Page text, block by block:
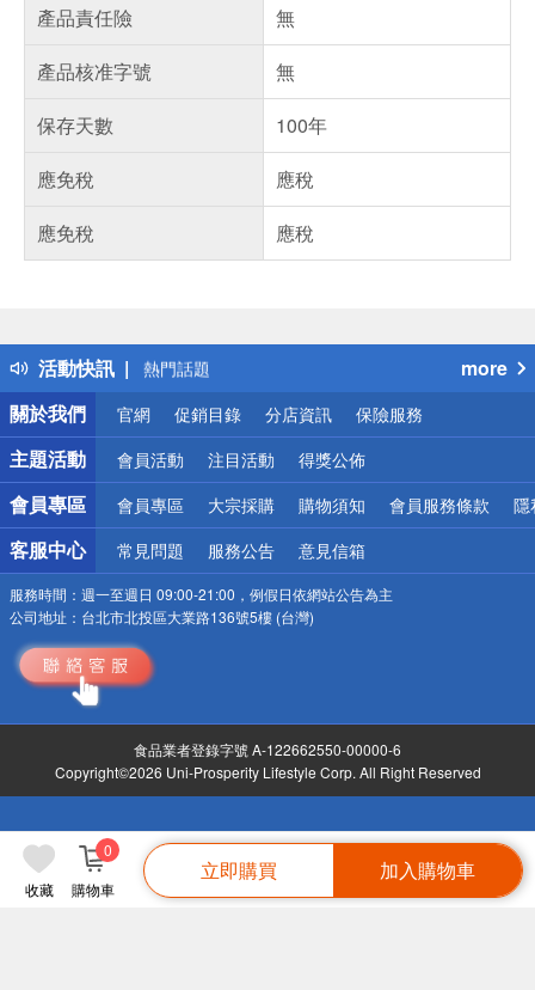
收藏 購物車
0
立即購買 加入購物車
產品責任險
無
產品核准字號
無
保存天數
100年
應免稅
應稅
應免稅
應稅
活動快訊
得獎公告
熱門話題
銀行優惠
偏遠地區配送
詐騙網頁！請小心！
more
關於我們
官網 促銷目錄 分店資訊 保險服務
主題活動 會員活動 注目活動 得獎公佈
會員專區 會員專區 大宗採購 購物須知 會員服務條款 隱
客服中心 常見問題 服務公告 意見信箱
服務時間： 週一至週日 09:00-21:00，例假日依網站公告為主
公司地址： 台北市北投區大業路136號5樓 (台灣)
食品業者登錄字號 A-122662550-00000-6
Copyright©2026 Uni-Prosperity Lifestyle Corp. All Right Reserved